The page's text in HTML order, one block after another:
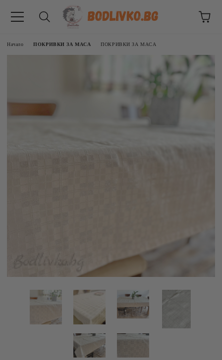
Начало ПОКРИВКИ ЗА МАСА ПОКРИВКИ ЗА МАСА